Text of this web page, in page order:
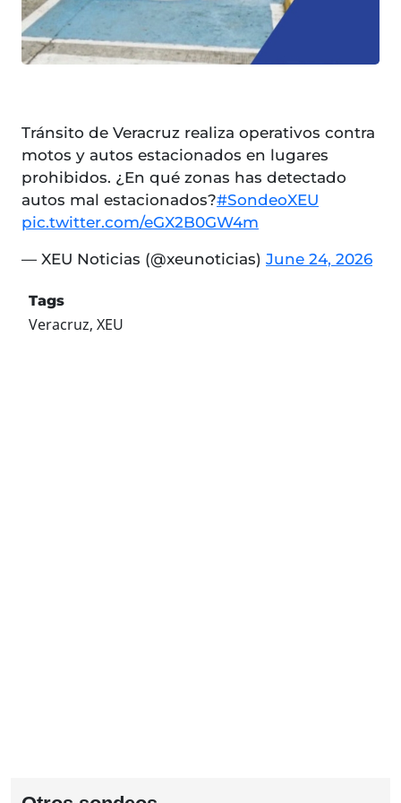
Tránsito de Veracruz realiza operativos contra
motos y autos estacionados en lugares
prohibidos. ¿En qué zonas has detectado
autos mal estacionados?#SondeoXEU
pic.twitter.com/eGX2B0GW4m
— XEU Noticias (@xeunoticias) June 24, 2026
Tags
Veracruz, XEU